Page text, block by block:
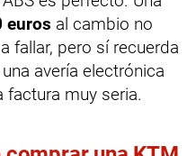
euros al cambio no
fallar, pero sí recuerda
avería electrónica
factura muy seria.